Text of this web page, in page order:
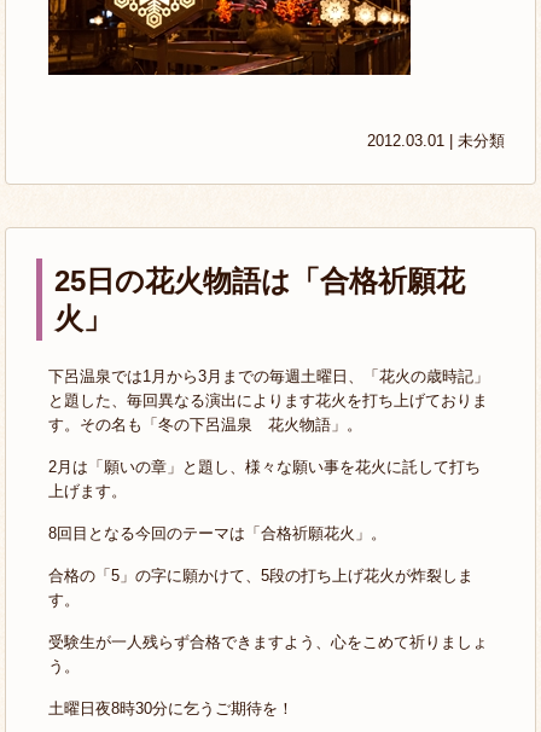
2012.03.01 | 未分類
25日の花火物語は「合格祈願花
火」
下呂温泉では1月から3月までの毎週土曜日、「花火の歳時記」
と題した、毎回異なる演出によります花火を打ち上げておりま
す。その名も「冬の下呂温泉 花火物語」。
2月は「願いの章」と題し、様々な願い事を花火に託して打ち
上げます。
8回目となる今回のテーマは「合格祈願花火」。
合格の「5」の字に願かけて、5段の打ち上げ花火が炸裂しま
す。
受験生が一人残らず合格できますよう、心をこめて祈りましょ
う。
土曜日夜8時30分に乞うご期待を！